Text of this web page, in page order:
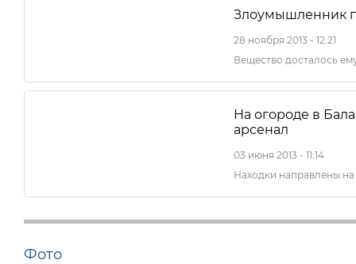
Злоумышленник
28 ноября 2013 - 12:21
Вещество досталось
На огороде в
арсенал
03 июня 2013 - 11:14
Находки направлены на
Фото